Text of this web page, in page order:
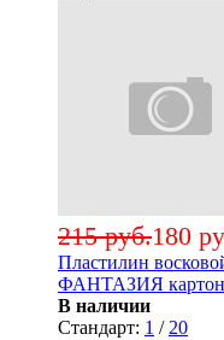
180
215 руб.
Пластилин
ФАНТАЗИЯ
В наличии
Стандарт: 1 / 20